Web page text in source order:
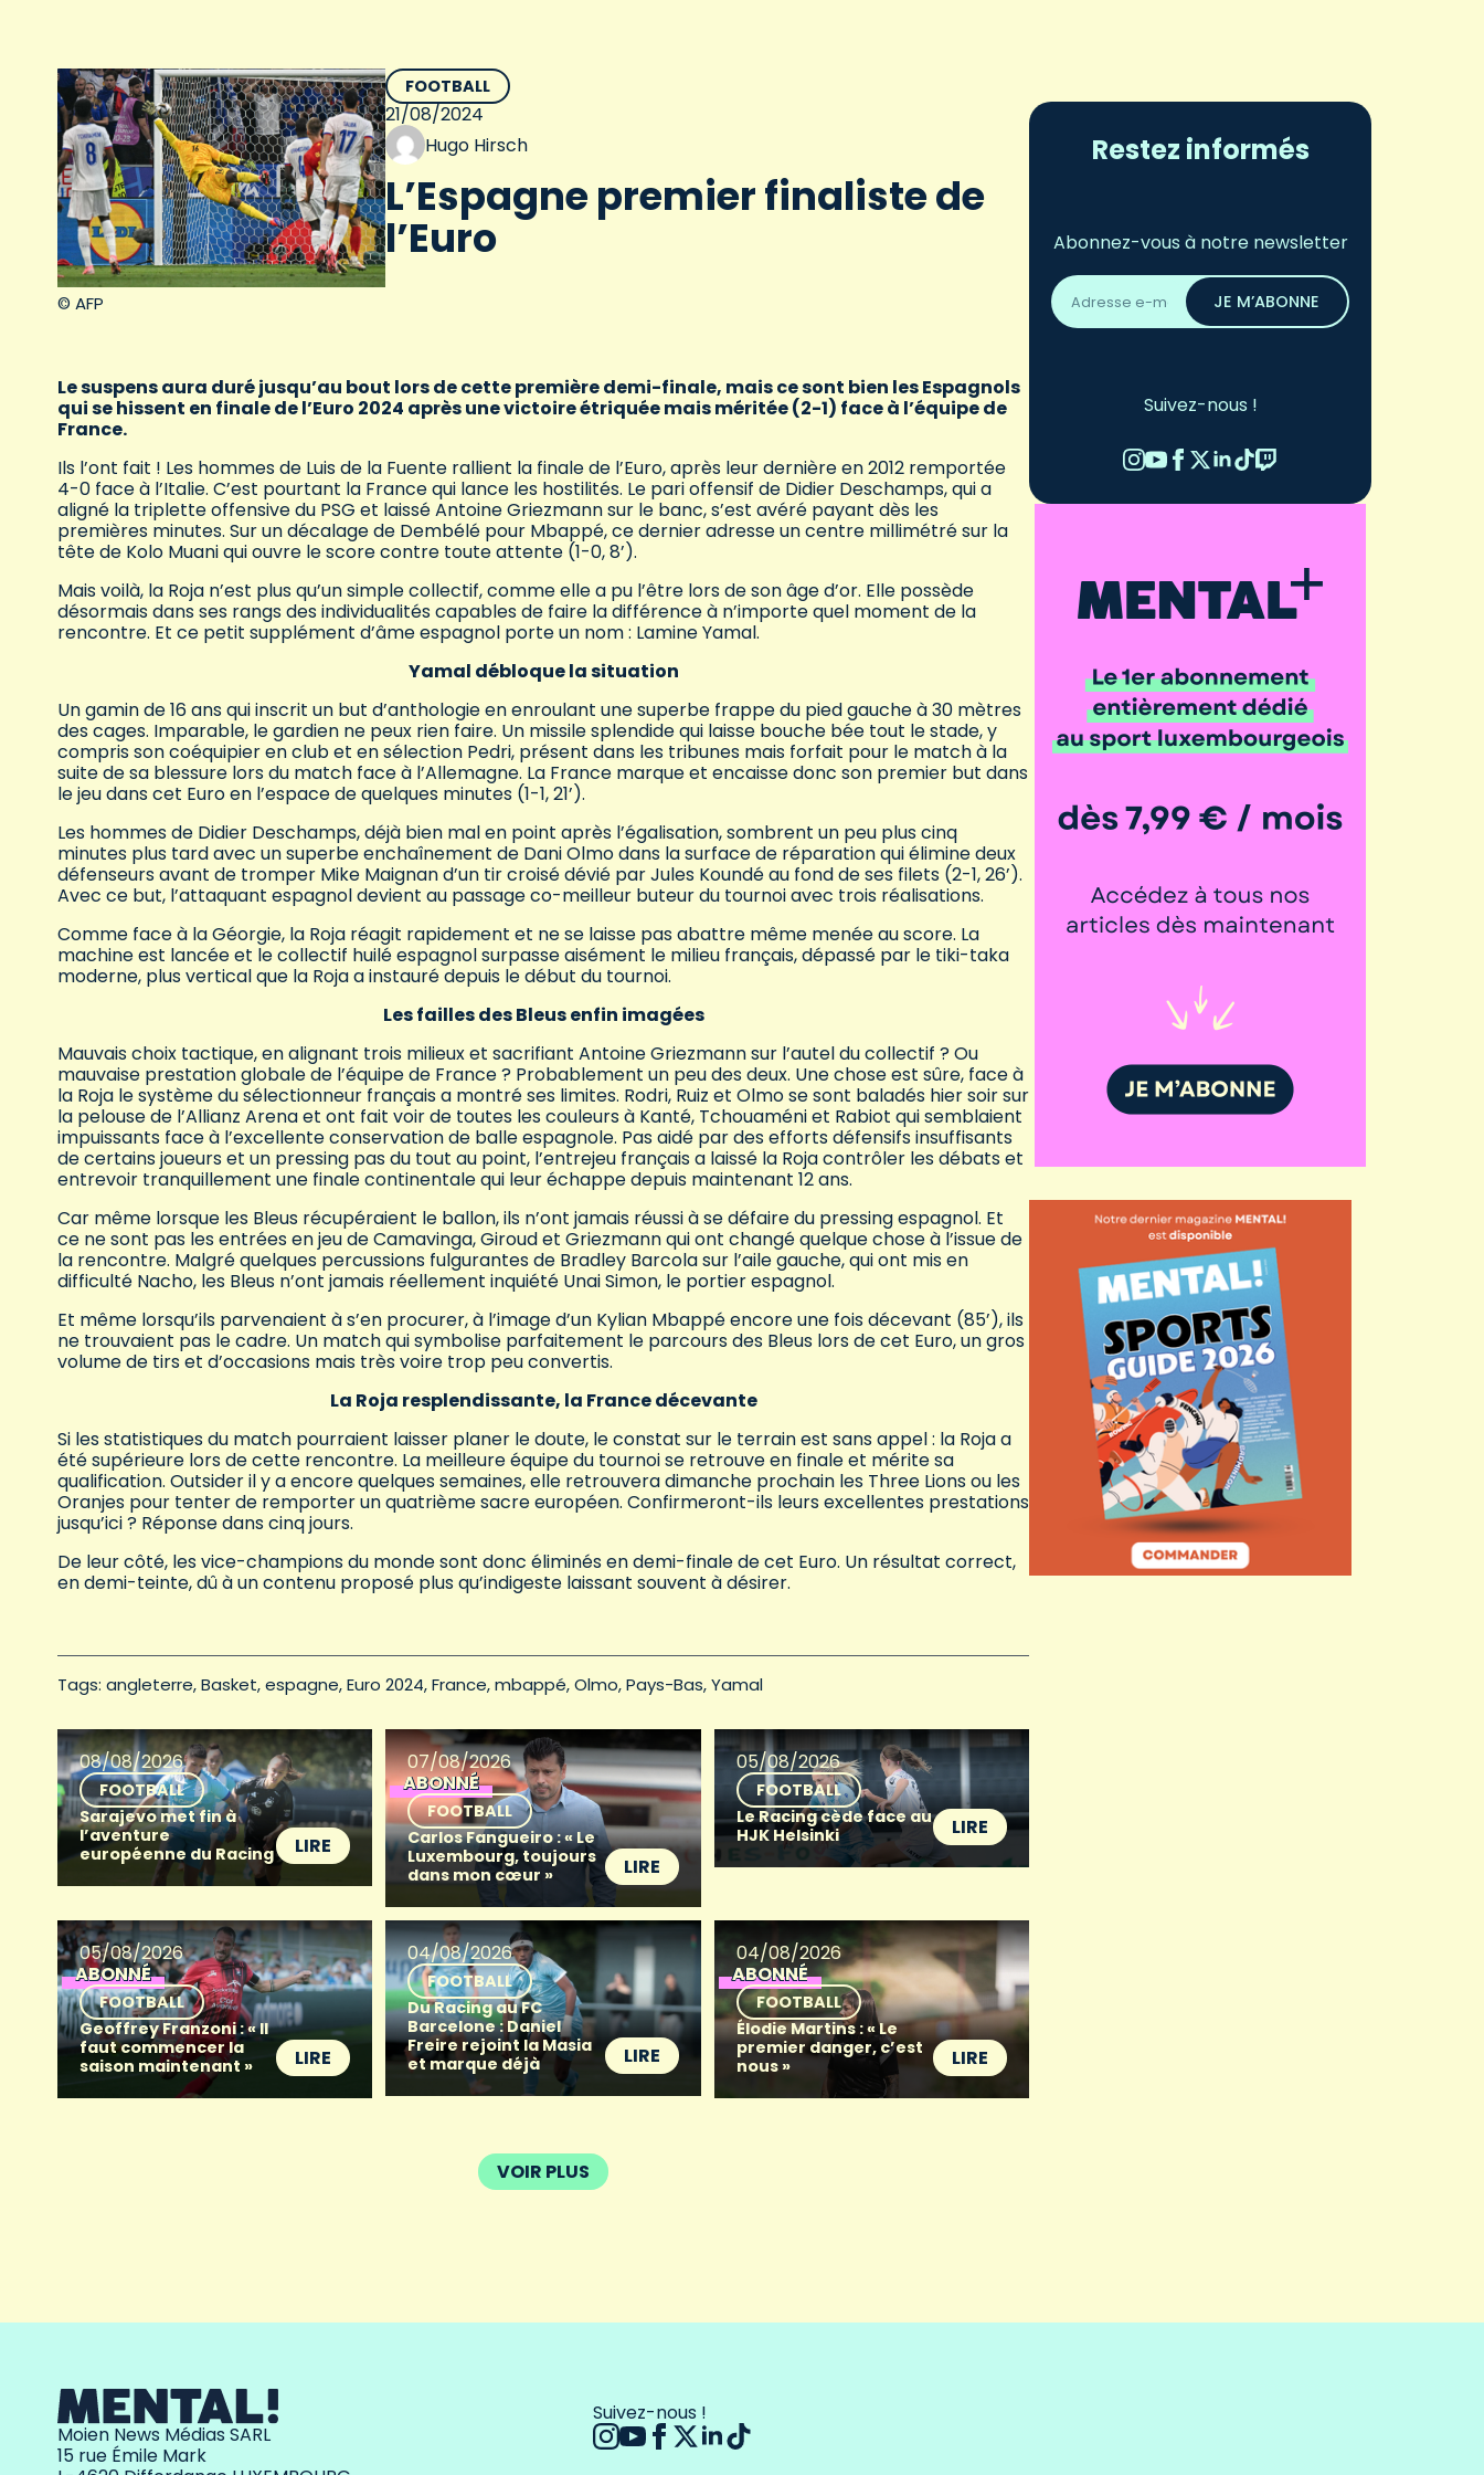
© AFP
FOOTBALL
21/08/2024
Hugo Hirsch
L’Espagne premier finaliste de
l’Euro
Le suspens aura duré jusqu’au bout lors de cette première demi-finale, mais ce sont bien les Espagnols
qui se hissent en finale de l’Euro 2024 après une victoire étriquée mais méritée (2-1) face à l’équipe de
France.
Ils l’ont fait ! Les hommes de Luis de la Fuente rallient la finale de l’Euro, après leur dernière en 2012 remportée
4-0 face à l’Italie. C’est pourtant la France qui lance les hostilités. Le pari offensif de Didier Deschamps, qui a
aligné la triplette offensive du PSG et laissé Antoine Griezmann sur le banc, s’est avéré payant dès les
premières minutes. Sur un décalage de Dembélé pour Mbappé, ce dernier adresse un centre millimétré sur la
tête de Kolo Muani qui ouvre le score contre toute attente (1-0, 8’).
Mais voilà, la Roja n’est plus qu’un simple collectif, comme elle a pu l’être lors de son âge d’or. Elle possède
désormais dans ses rangs des individualités capables de faire la différence à n’importe quel moment de la
rencontre. Et ce petit supplément d’âme espagnol porte un nom : Lamine Yamal.
Yamal débloque la situation
Un gamin de 16 ans qui inscrit un but d’anthologie en enroulant une superbe frappe du pied gauche à 30 mètres
des cages. Imparable, le gardien ne peux rien faire. Un missile splendide qui laisse bouche bée tout le stade, y
compris son coéquipier en club et en sélection Pedri, présent dans les tribunes mais forfait pour le match à la
suite de sa blessure lors du match face à l’Allemagne. La France marque et encaisse donc son premier but dans
le jeu dans cet Euro en l’espace de quelques minutes (1-1, 21’).
Les hommes de Didier Deschamps, déjà bien mal en point après l’égalisation, sombrent un peu plus cinq
minutes plus tard avec un superbe enchaînement de Dani Olmo dans la surface de réparation qui élimine deux
défenseurs avant de tromper Mike Maignan d’un tir croisé dévié par Jules Koundé au fond de ses filets (2-1, 26’).
Avec ce but, l’attaquant espagnol devient au passage co-meilleur buteur du tournoi avec trois réalisations.
Comme face à la Géorgie, la Roja réagit rapidement et ne se laisse pas abattre même menée au score. La
machine est lancée et le collectif huilé espagnol surpasse aisément le milieu français, dépassé par le tiki-taka
moderne, plus vertical que la Roja a instauré depuis le début du tournoi.
Les failles des Bleus enfin imagées
Mauvais choix tactique, en alignant trois milieux et sacrifiant Antoine Griezmann sur l’autel du collectif ? Ou
mauvaise prestation globale de l’équipe de France ? Probablement un peu des deux. Une chose est sûre, face à
la Roja le système du sélectionneur français a montré ses limites. Rodri, Ruiz et Olmo se sont baladés hier soir sur
la pelouse de l’Allianz Arena et ont fait voir de toutes les couleurs à Kanté, Tchouaméni et Rabiot qui semblaient
impuissants face à l’excellente conservation de balle espagnole. Pas aidé par des efforts défensifs insuffisants
de certains joueurs et un pressing pas du tout au point, l’entrejeu français a laissé la Roja contrôler les débats et
entrevoir tranquillement une finale continentale qui leur échappe depuis maintenant 12 ans.
Car même lorsque les Bleus récupéraient le ballon, ils n’ont jamais réussi à se défaire du pressing espagnol. Et
ce ne sont pas les entrées en jeu de Camavinga, Giroud et Griezmann qui ont changé quelque chose à l’issue de
la rencontre. Malgré quelques percussions fulgurantes de Bradley Barcola sur l’aile gauche, qui ont mis en
difficulté Nacho, les Bleus n’ont jamais réellement inquiété Unai Simon, le portier espagnol.
Et même lorsqu’ils parvenaient à s’en procurer, à l’image d’un Kylian Mbappé encore une fois décevant (85’), ils
ne trouvaient pas le cadre. Un match qui symbolise parfaitement le parcours des Bleus lors de cet Euro, un gros
volume de tirs et d’occasions mais très voire trop peu convertis.
La Roja resplendissante, la France décevante
Si les statistiques du match pourraient laisser planer le doute, le constat sur le terrain est sans appel : la Roja a
été supérieure lors de cette rencontre. La meilleure équipe du tournoi se retrouve en finale et mérite sa
qualification. Outsider il y a encore quelques semaines, elle retrouvera dimanche prochain les Three Lions ou les
Oranjes pour tenter de remporter un quatrième sacre européen. Confirmeront-ils leurs excellentes prestations
jusqu’ici ? Réponse dans cinq jours.
De leur côté, les vice-champions du monde sont donc éliminés en demi-finale de cet Euro. Un résultat correct,
en demi-teinte, dû à un contenu proposé plus qu’indigeste laissant souvent à désirer.
Tags: angleterre Basket espagne Euro 2024 France mbappé Olmo Pays-Bas Yamal
08/08/2026
FOOTBALL
Sarajevo met fin à
l’aventure
européenne du Racing
LIRE
07/08/2026
ABONNÉ
FOOTBALL
Carlos Fangueiro : « Le
Luxembourg, toujours
dans mon cœur »
LIRE
05/08/2026
FOOTBALL
Le Racing cède face au
HJK Helsinki
LIRE
05/08/2026
ABONNÉ
FOOTBALL
Geoffrey Franzoni : « Il
faut commencer la
saison maintenant »
LIRE
04/08/2026
FOOTBALL
Du Racing au FC
Barcelone : Daniel
Freire rejoint la Masia
et marque déjà
LIRE
04/08/2026
ABONNÉ
FOOTBALL
Élodie Martins : « Le
premier danger, c’est
nous »
LIRE
VOIR PLUS
Restez informés
Abonnez-vous à notre newsletter
Adresse
email
*
JE M’ABONNE
Suivez-nous !
Moien News Médias SARL
15 rue Émile Mark
Suivez-nous !